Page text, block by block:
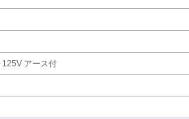
125V アース付